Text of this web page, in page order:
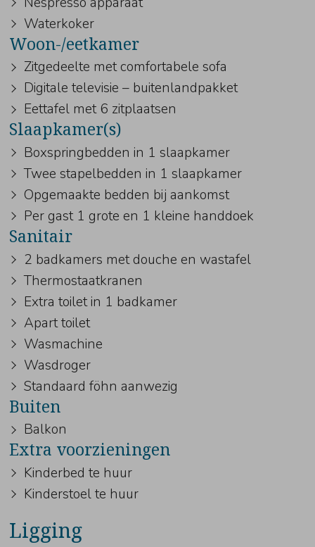
Waterkoker
Woon-/eetkamer
Zitgedeelte met comfortabele sofa
Digitale televisie – buitenlandpakket
Eettafel met 6 zitplaatsen
Slaapkamer(s)
Boxspringbedden in 1 slaapkamer
Twee stapelbedden in 1 slaapkamer
Opgemaakte bedden bij aankomst
Per gast 1 grote en 1 kleine handdoek
Sanitair
2 badkamers met douche en wastafel
Thermostaatkranen
Extra toilet in 1 badkamer
Apart toilet
Wasmachine
Wasdroger
Standaard föhn aanwezig
Buiten
Balkon
Extra voorzieningen
Kinderbed te huur
Kinderstoel te huur
Ligging